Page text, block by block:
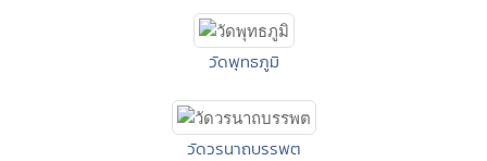
วัดพุทธภูมิ
วัดวรนาถบรรพต